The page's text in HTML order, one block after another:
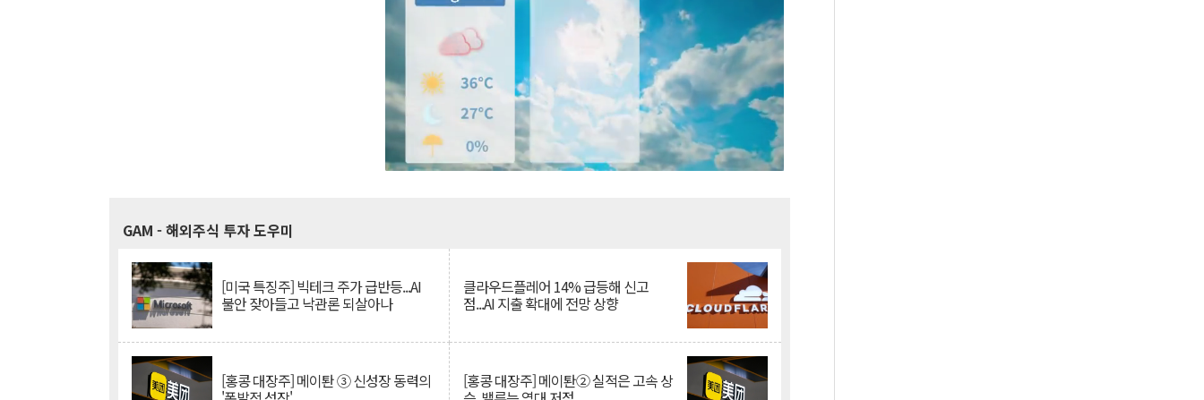
GAM - 해외주식 투자 도우미
[미국 특징주] 빅테크 주가 급반등...AI
불안 잦아들고 낙관론 되살아나
클라우드플레어 14% 급등해 신고
점...AI 지출 확대에 전망 상향
[홍콩 대장주] 메이퇀 ③ 신성장 동력의 [홍콩 대장주] 메이퇀② 실적은 고속 상